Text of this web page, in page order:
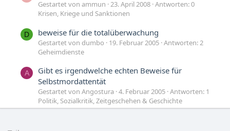
Gestartet von ammun 23. April 2008 Antworten: 0
Krisen, Kriege und Sanktionen
D beweise für die totalüberwachung
Gestartet von dumbo 19. Februar 2005 Antworten: 2
Geheimdienste
A
Gibt es irgendwelche echten Beweise für
Selbstmordattentät
Gestartet von Angostura 4. Februar 2005 Antworten: 1
Politik, Sozialkritik, Zeitgeschehen & Geschichte